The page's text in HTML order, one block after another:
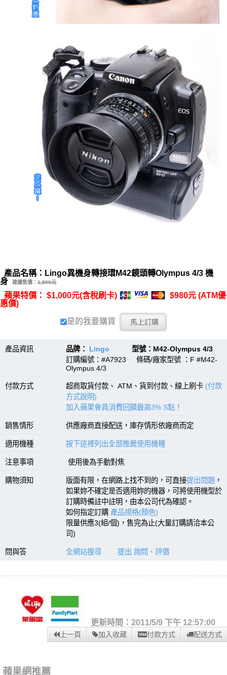
產品名稱：Lingo異機身轉接環M42鏡頭轉Olympus 4/3 機
身
建議售價： 1,800元
蘋果特價： $1,000元(含稅刷卡)
$980元 (ATM優
惠價)
是的我要購買
產品資訊 品牌： Lingo 型號：M42-Olympus 4/3
訂購編號：#A7923 條碼/廠家型號 ：F #M42-
Olympus 4/3
付款方式 超商取貨付款、 ATM、貨到付款、線上刷卡 (付款
方式說明)
加入蘋果會員消費回饋最高3% S點！
銷售情形 供應廠商直接配送，庫存情形依廠商而定
適用機種 按下這裡列出全部推薦使用機種
注意事項 使用後為手動對焦
購物須知 版面有限，在網路上找不到的，可直接提出問題 ，
如果妳不確定是否適用妳的機器，可將使用機型於
訂購時備註中註明，由本公司代為確認。
如何指定訂購 產品規格(顏色)
限量供應3(組/個)，售完為止(大量訂購請洽本公
司)
問與答 全網站搜尋 提出 詢問、評價
更新時間：2011/5/9 下午 12:57:00
上一頁 加入收藏 付款方式 配送方式
蘋果網推薦